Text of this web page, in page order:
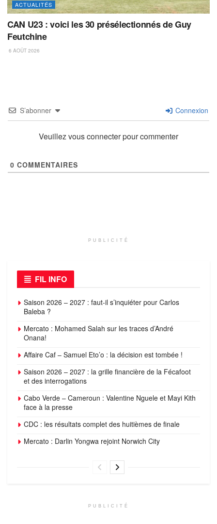
ACTUALITÉS
CAN U23 : voici les 30 présélectionnés de Guy
Feutchine
6 AOÛT 2026
S’abonner Connexion
Veuillez vous connecter pour commenter
0 COMMENTAIRES
PUBLICITÉ
FIL INFO
Saison 2026 – 2027 : faut-il s’inquiéter pour Carlos
Baleba ?
Mercato : Mohamed Salah sur les traces d’André
Onana!
Affaire Caf – Samuel Eto’o : la décision est tombée !
Saison 2026 – 2027 : la grille financière de la Fécafoot
et des interrogations
Cabo Verde – Cameroun : Valentine Nguele et Mayi Kith
face à la presse
CDC : les résultats complet des huitièmes de finale
Mercato : Darlin Yongwa rejoint Norwich City
PUBLICITÉ